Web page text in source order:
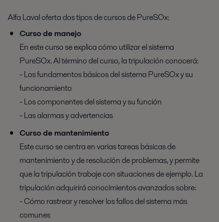
Alfa Laval oferta dos tipos de cursos de PureSOx:
Curso de manejo
En este curso se explica cómo utilizar el sistema
PureSOx. Al término del curso, la tripulación conocerá:
- Los fundamentos básicos del sistema PureSOx y su
funcionamiento
- Los componentes del sistema y su función
- Las alarmas y advertencias
Curso de mantenimiento
Este curso se centra en varias tareas básicas de
mantenimiento y de resolución de problemas, y permite
que la tripulación trabaje con situaciones de ejemplo. La
tripulación adquirirá conocimientos avanzados sobre:
- Cómo rastrear y resolver los fallos del sistema más
comunes